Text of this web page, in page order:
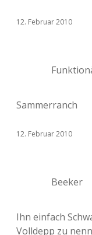
12. Februar 2010
Sammerranch
12. Februar 2010
Beeker
Ihn einfach
Volldepp zu